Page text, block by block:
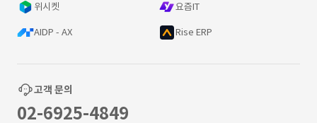
위시켓 요즘IT
AIDP - AX Rise ERP
고객 문의
02-6925-4849